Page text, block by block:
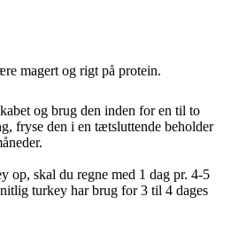
magert og rigt på protein.
og brug den inden for en til to
fryse den i en tætsluttende beholder
op, skal du regne med 1 dag pr. 4-5
turkey har brug for 3 til 4 dages